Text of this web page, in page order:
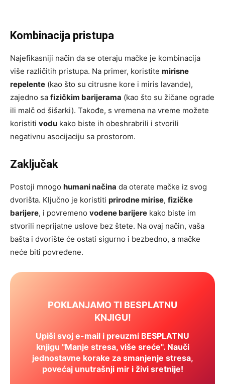
Kombinacija pristupa
Najefikasniji način da se oteraju mačke je kombinacija
više različitih pristupa. Na primer, koristite mirisne
repelente (kao što su citrusne kore i miris lavande),
zajedno sa fizičkim barijerama (kao što su žičane ograde
ili malč od šišarki). Takođe, s vremena na vreme možete
koristiti vodu kako biste ih obeshrabrili i stvorili
negativnu asocijaciju sa prostorom.
Zaključak
Postoji mnogo humani načina da oterate mačke iz svog
dvorišta. Ključno je koristiti prirodne mirise, fizičke
barijere, i povremeno vodene barijere kako biste im
stvorili neprijatne uslove bez štete. Na ovaj način, vaša
bašta i dvorište će ostati sigurno i bezbedno, a mačke
neće biti povređene.
POKLANJAMO TI BESPLATNU
KNJIGU!
Upiši svoj e-mail i preuzmi BESPLATNU
knjigu "Manje stresa, više sreće". Nauči
jednostavne korake za smanjenje stresa,
povećaj unutrašnji mir i živi sretnije!